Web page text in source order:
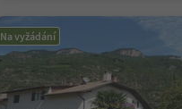
Na vyžádání